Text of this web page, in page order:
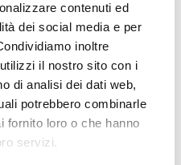
contenuti ed
dei social media e per
inoltre
il nostro sito con i
di analisi dei dati web,
potrebbero combinarle
fornito loro o che hanno
servizi.
Registrati per i download